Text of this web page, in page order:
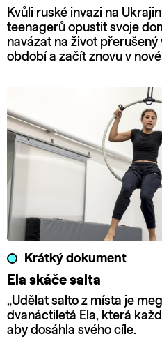
Kvůli ruské invazi na
teenagerů opustit svoje
navázat na život
období a začít znovu v
Krátký dokument
Ela skáče salta
„Udělat salto z místa je
dvanáctiletá Ela, která
aby dosáhla svého cíle.